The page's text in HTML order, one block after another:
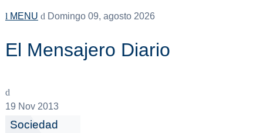
MENU Domingo 09, agosto 2026
El Mensajero Diario
19 Nov 2013
Sociedad